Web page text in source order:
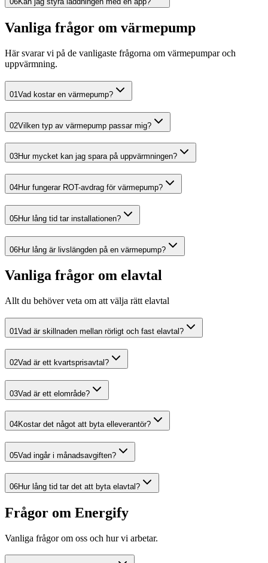
Vanliga frågor om värmepump
Här svarar vi på de vanligaste frågorna om värmepumpar och
uppvärmning.
01 Vad kostar en värmepump?
02Vilken typ av värmepump passar mig?
03Hur mycket kan jag spara på uppvärmningen?
04Hur fungerar ROT-avdrag för värmepump?
05Hur lång tid tar installationen?
06Hur lång är livslängden på en värmepump?
Vanliga frågor om elavtal
Allt du behöver veta om att välja rätt elavtal
01Vad är skillnaden mellan rörligt och fast elavtal?
02Vad är ett kvartsprisavtal?
03Vad är ett elområde?
04Kostar det något att byta elleverantör?
05Vad ingår i månadsavgiften?
06Hur lång tid tar det att byta elavtal?
Frågor om Energify
Vanliga frågor om oss och hur vi arbetar.